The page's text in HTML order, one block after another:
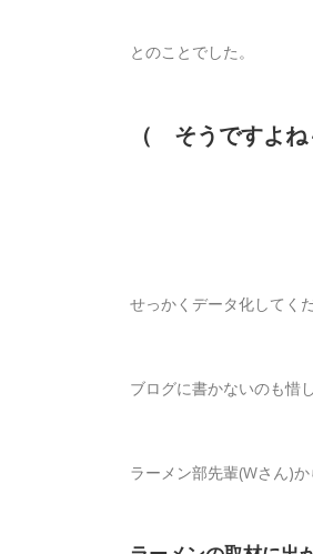
とのことでした。
（ そうですよ
せっかくデータ化してく
ブログに書かないのも惜
ラーメン部先輩(Wさん)か